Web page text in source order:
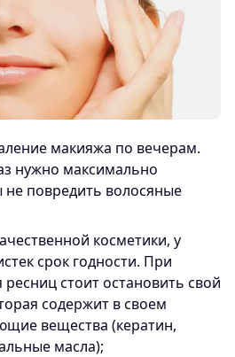
макияжа по вечерам.
нужно максимально
не повредить волосяные
косметики, у
срок годности. При
ресниц стоит остановить свой
содержит в своем
вещества (кератин,
масла);